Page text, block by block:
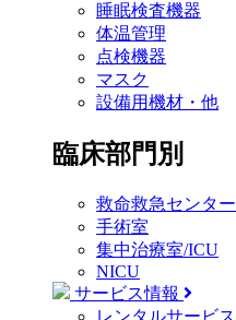
睡眠検査機器
体温管理
点検機器
マスク
設備用機材・他
臨床部門別
救命救急センター
手術室
集中治療室/ICU
NICU
サービス情報